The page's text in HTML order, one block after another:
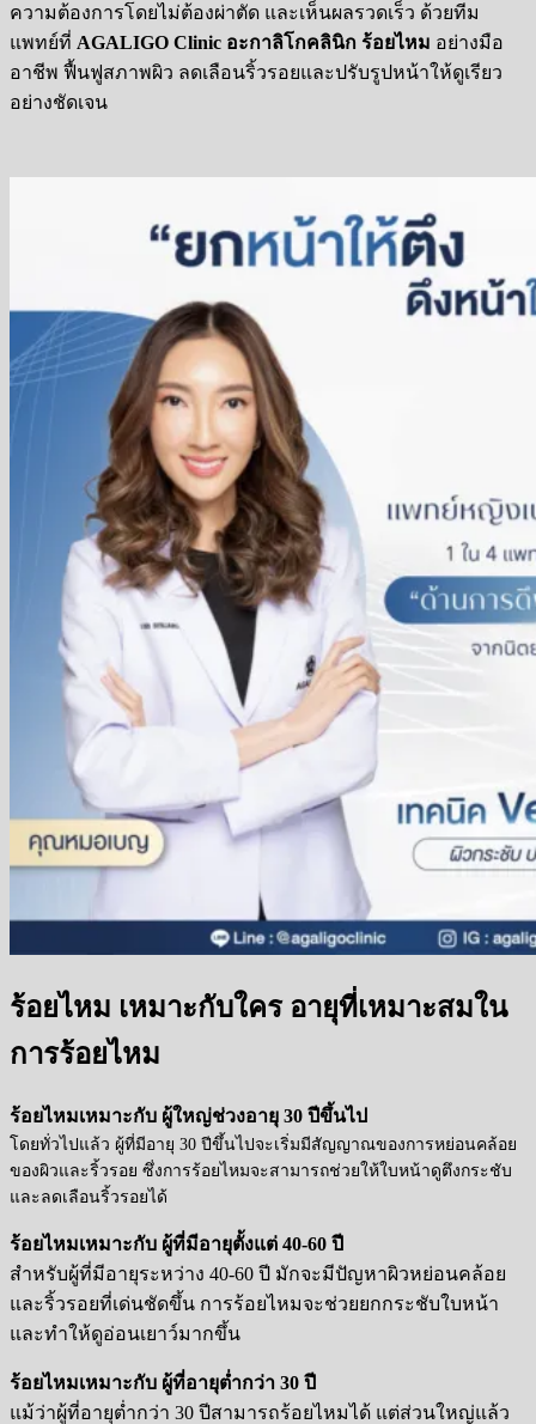
ความต้องการโดยไม่ต้องผ่าตัด และเห็นผลรวดเร็ว ด้วยทีม
แพทย์ที่ AGALIGO Clinic อะกาลิโกคลินิก ร้อยไหม อย่างมือ
อาชีพ ฟื้นฟูสภาพผิว ลดเลือนริ้วรอยและปรับรูปหน้าให้ดูเรียว
อย่างชัดเจน
ร้อยไหม เหมาะกับใคร อายุที่เหมาะสมใน
การร้อยไหม
ร้อยไหมเหมาะกับ ผู้ใหญ่ช่วงอายุ 30 ปีขึ้นไป
โดยทั่วไปแล้ว ผู้ที่มีอายุ 30 ปีขึ้นไปจะเริ่มมีสัญญาณของการหย่อนคล้อย
ของผิวและริ้วรอย ซึ่งการร้อยไหมจะสามารถช่วยให้ใบหน้าดูตึงกระชับ
และลดเลือนริ้วรอยได้
ร้อยไหมเหมาะกับ ผู้ที่มีอายุตั้งแต่ 40-60 ปี
สำหรับผู้ที่มีอายุระหว่าง 40-60 ปี มักจะมีปัญหาผิวหย่อนคล้อย
และริ้วรอยที่เด่นชัดขึ้น การร้อยไหมจะช่วยยกกระชับใบหน้า
และทำให้ดูอ่อนเยาว์มากขึ้น
ร้อยไหมเหมาะกับ ผู้ที่อายุต่ำกว่า 30 ปี
แม้ว่าผู้ที่อายุต่ำกว่า 30 ปีสามารถร้อยไหมได้ แต่ส่วนใหญ่แล้ว